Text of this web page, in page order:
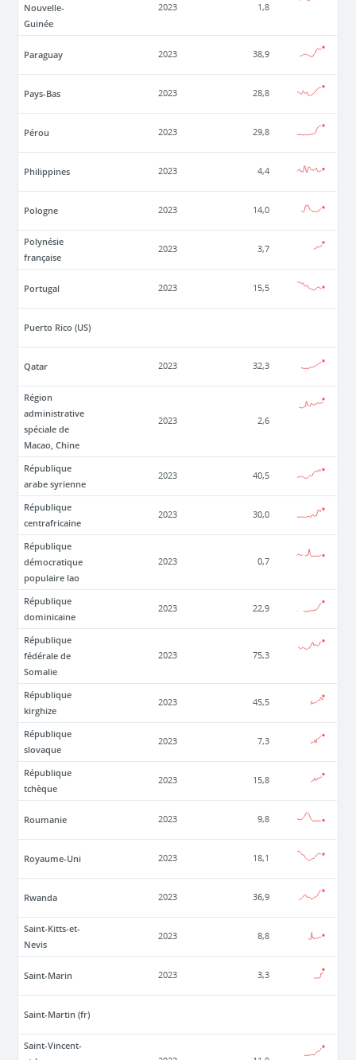
Nouvelle-
Guinée
2023 1,8
Paraguay 2023 38,9
Pays-Bas 2023 28,8
Pérou 2023 29,8
Philippines 2023 4,4
Pologne 2023 14,0
Polynésie
française
2023 3,7
Portugal 2023 15,5
Puerto Rico (US)
Qatar 2023 32,3
Région
administrative
spéciale de
Macao, Chine
2023 2,6
République
arabe syrienne
2023 40,5
République
centrafricaine
2023 30,0
République
démocratique
populaire lao
2023 0,7
République
dominicaine
2023 22,9
République
fédérale de
Somalie
2023 75,3
République
kirghize
2023 45,5
République
slovaque
2023 7,3
République
tchèque
2023 15,8
Roumanie 2023 9,8
Royaume-Uni 2023 18,1
Rwanda 2023 36,9
Saint-Kitts-et-
Nevis
2023 8,8
Saint-Marin 2023 3,3
Saint-Martin (fr)
Saint-Vincent-